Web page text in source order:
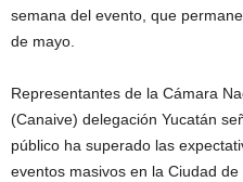
semana del evento, que
de mayo.
Representantes de la Cámara
(Canaive) delegación Yucatán
público ha superado las
eventos masivos en la Ciudad de